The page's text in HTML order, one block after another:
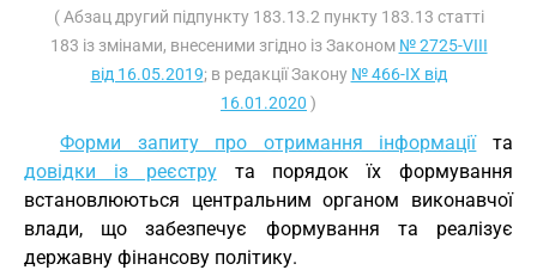
( Абзац другий підпункту 183.13.2 пункту 183.13 статті
183 із змінами, внесеними згідно із Законом № 2725-VIII
від 16.05.2019; в редакції Закону № 466-IX від
16.01.2020 )
Форми запиту про отримання інформаціїта
довідки із реєструта порядок їх формування
встановлюються центральним органом виконавчої
влади, що забезпечує формування та реалізує
державну фінансову політику.